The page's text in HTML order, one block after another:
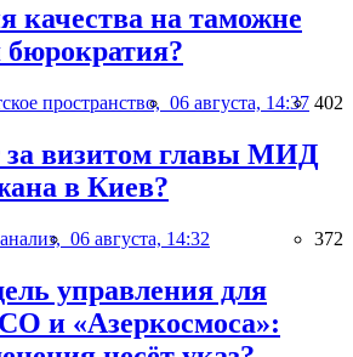
качества на таможне
бюрократия?
пространство, 06 августа, 14:37 402
за визитом главы МИД
в Киев?
06 августа, 14:32 372
управления для
и «Азеркосмоса»: